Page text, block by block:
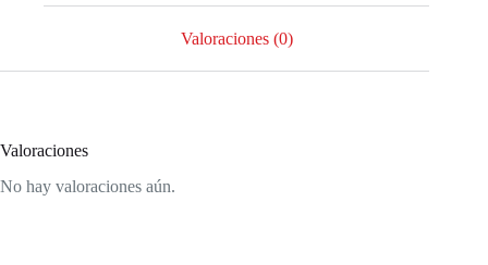
Valoraciones (0)
Valoraciones
No hay valoraciones aún.